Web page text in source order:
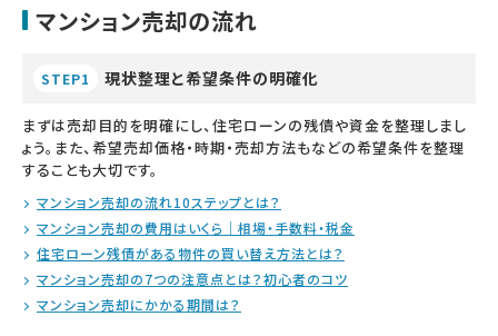
マンション売却の流れ
STEP1 現状整理と希望条件の明確化
まずは売却目的を明確にし、住宅ローンの残債や資金を整理しまし
ょう。また、希望売却価格・時期・売却方法もなどの希望条件を整理
することも大切です。
マンション売却の流れ10ステップとは？
マンション売却の費用はいくら｜相場・手数料・税金
住宅ローン残債がある物件の買い替え方法とは？
マンション売却の7つの注意点とは？初心者のコツ
マンション売却にかかる期間は？